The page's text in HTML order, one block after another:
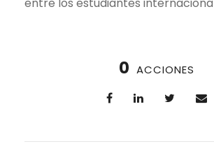
0 ACCIONES